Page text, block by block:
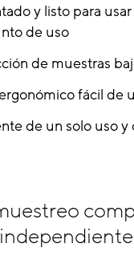
y listo para
de uso
de muestras
fácil de
de un solo uso